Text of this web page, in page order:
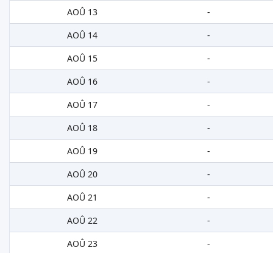
AOÛ 13
-
AOÛ 14
-
AOÛ 15
-
AOÛ 16
-
AOÛ 17
-
AOÛ 18
-
AOÛ 19
-
AOÛ 20
-
AOÛ 21
-
AOÛ 22
-
AOÛ 23
-